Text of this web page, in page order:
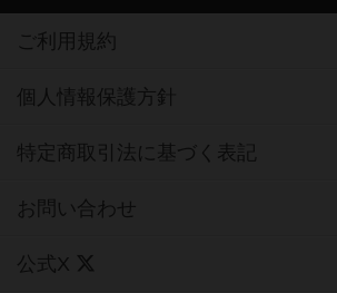
ご利用規約
個人情報保護方針
特定商取引法に基づく表記
お問い合わせ
公式X